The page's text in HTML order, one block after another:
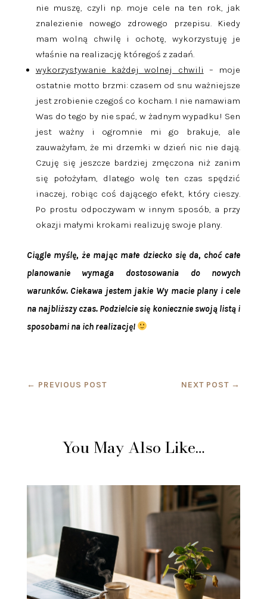
nie muszę, czyli np. moje cele na ten rok, jak
znalezienie nowego zdrowego przepisu. Kiedy
mam wolną chwilę i ochotę, wykorzystuję je
właśnie na realizację któregoś z zadań.
wykorzystywanie każdej wolnej chwili – moje
ostatnie motto brzmi: czasem od snu ważniejsze
jest zrobienie czegoś co kocham. I nie namawiam
Was do tego by nie spać, w żadnym wypadku! Sen
jest ważny i ogromnie mi go brakuje, ale
zauważyłam, że mi drzemki w dzień nic nie dają.
Czuję się jeszcze bardziej zmęczona niż zanim
się położyłam, dlatego wolę ten czas spędzić
inaczej, robiąc coś dającego efekt, który cieszy.
Po prostu odpoczywam w innym sposób, a przy
okazji małymi krokami realizuję swoje plany.
Ciągle myślę, że mając małe dziecko się da, choć całe
planowanie wymaga dostosowania do nowych
warunków. Ciekawa jestem jakie Wy macie plany i cele
na najbliższy czas. Podzielcie się koniecznie swoją listą i
sposobami na ich realizację!
← PREVIOUS POST NEXT POST →
You May Also Like…